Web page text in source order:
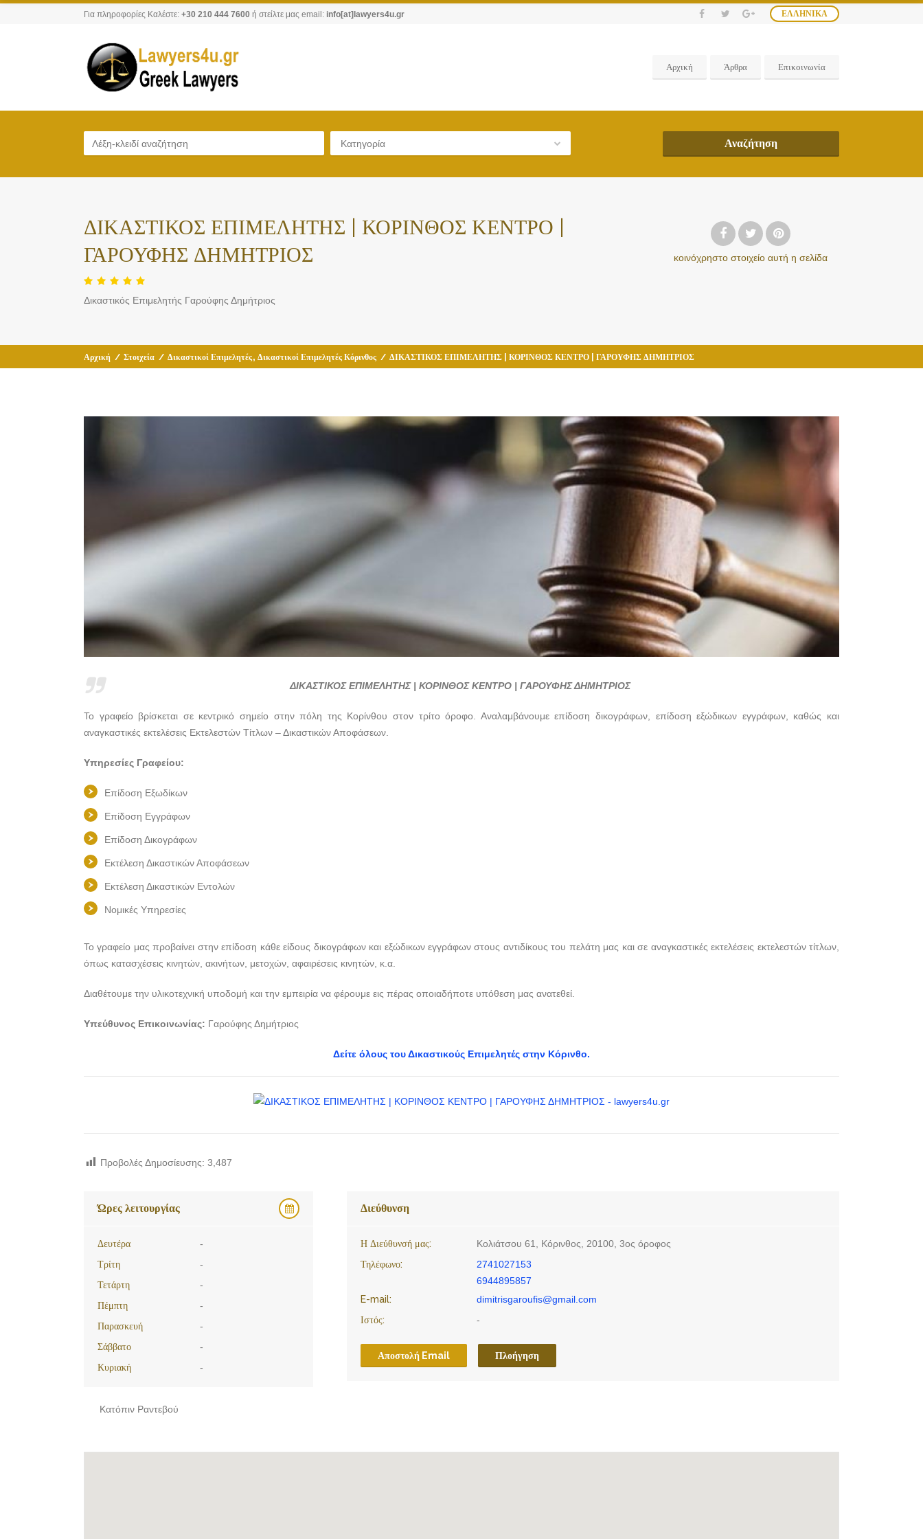
ΕΛΛΗΝΙΚΆ
Για πληροφορίες Καλέστε: +30 210 444 7600 ή στείλτε μας email: info[at]lawyers4u.gr
Αρχική Άρθρα Επικοινωνία
Κατηγορία Αναζήτηση
ΔΙΚΑΣΤΙΚΟΣ ΕΠΙΜΕΛΗΤΗΣ | ΚΟΡΙΝΘΟΣ ΚΕΝΤΡΟ |
ΓΑΡΟΥΦΗΣ ΔΗΜΗΤΡΙΟΣ
Δικαστικός Επιμελητής Γαρούφης Δημήτριος
κοινόχρηστο στοιχείο αυτή η σελίδα
Αρχική / Στοιχεία / Δικαστικοί Επιμελητές, Δικαστικοί Επιμελητές Κόρινθος / ΔΙΚΑΣΤΙΚΟΣ ΕΠΙΜΕΛΗΤΗΣ | ΚΟΡΙΝΘΟΣ ΚΕΝΤΡΟ | ΓΑΡΟΥΦΗΣ ΔΗΜΗΤΡΙΟΣ
ΔΙΚΑΣΤΙΚΟΣ ΕΠΙΜΕΛΗΤΗΣ | ΚΟΡΙΝΘΟΣ ΚΕΝΤΡΟ | ΓΑΡΟΥΦΗΣ ΔΗΜΗΤΡΙΟΣ
Το γραφείο βρίσκεται σε κεντρικό σημείο στην πόλη της Κορίνθου στον τρίτο όροφο. Αναλαμβάνουμε επίδοση δικογράφων, επίδοση εξώδικων εγγράφων, καθώς και
αναγκαστικές εκτελέσεις Εκτελεστών Τίτλων – Δικαστικών Αποφάσεων.
Υπηρεσίες Γραφείου:
Επίδοση Εξωδίκων
Επίδοση Εγγράφων
Επίδοση Δικογράφων
Εκτέλεση Δικαστικών Αποφάσεων
Εκτέλεση Δικαστικών Εντολών
Νομικές Υπηρεσίες
Το γραφείο μας προβαίνει στην επίδοση κάθε είδους δικογράφων και εξώδικων εγγράφων στους αντιδίκους του πελάτη μας και σε αναγκαστικές εκτελέσεις εκτελεστών τίτλων,
όπως κατασχέσεις κινητών, ακινήτων, μετοχών, αφαιρέσεις κινητών, κ.α.
Διαθέτουμε την υλικοτεχνική υποδομή και την εμπειρία να φέρουμε εις πέρας οποιαδήποτε υπόθεση μας ανατεθεί.
Υπεύθυνος Επικοινωνίας: Γαρούφης Δημήτριος
Δείτε όλους του Δικαστικούς Επιμελητές στην Κόρινθο.
Προβολές Δημοσίευσης: 3,487
Ώρες λειτουργίας
Δευτέρα
-
Τρίτη
-
Τετάρτη
-
Πέμπτη
-
Παρασκευή
-
Σάββατο
-
Κυριακή
-
Κατόπιν Ραντεβού
Διεύθυνση
Η Διεύθυνσή μας:
Κολιάτσου 61, Κόρινθος, 20100, 3ος όροφος
Τηλέφωνο:
2741027153
6944895857
E-mail:
dimitrisgaroufis@gmail.com
Ιστός:
-
Αποστολή Email Πλοήγηση